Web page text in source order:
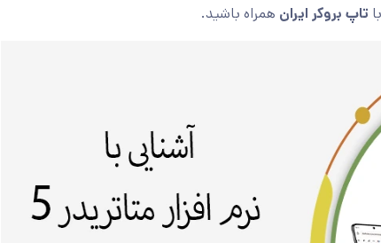
تاپ بروکر ایران همراه باشید.